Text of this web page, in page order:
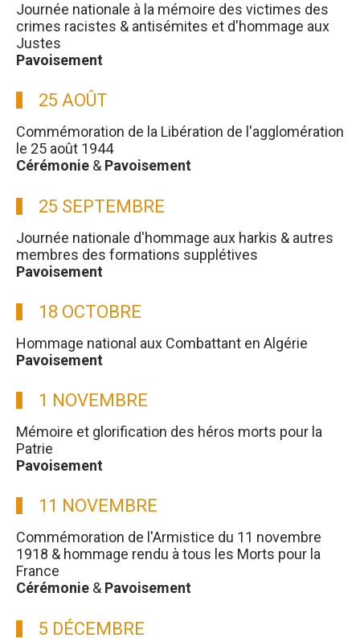
Journée nationale à la mémoire des victimes des
crimes racistes & antisémites et d'hommage aux
Justes
Pavoisement
25 AOÛT
Commémoration de la Libération de l'agglomération
le 25 août 1944
Cérémonie & Pavoisement
25 SEPTEMBRE
Journée nationale d'hommage aux harkis & autres
membres des formations supplétives
Pavoisement
18 OCTOBRE
Hommage national aux Combattant en Algérie
Pavoisement
1 NOVEMBRE
Mémoire et glorification des héros morts pour la
Patrie
Pavoisement
11 NOVEMBRE
Commémoration de l'Armistice du 11 novembre
1918 & hommage rendu à tous les Morts pour la
France
Cérémonie & Pavoisement
5 DÉCEMBRE